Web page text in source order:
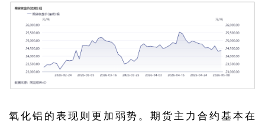
氧化铝的表现则更加弱势。期货主力合约基本在